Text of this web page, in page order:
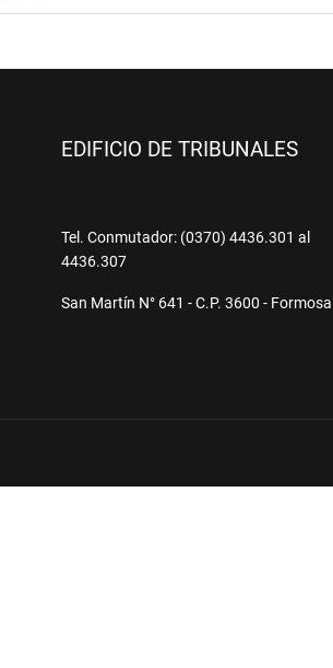
EDIFICIO DE TRIBUNALES
Tel. Conmutador: (0370) 4436.301 al
4436.307
San Martín N° 641 - C.P. 3600 - Formosa